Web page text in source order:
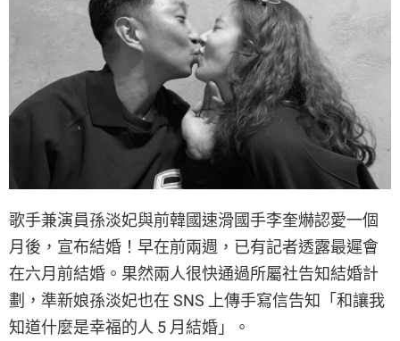
歌手兼演員孫淡妃與前韓國速滑國手李奎爀認愛一個
月後，宣布結婚！早在前兩週，已有記者透露最遲會
在六月前結婚。果然兩人很快通過所屬社告知結婚計
劃，準新娘孫淡妃也在 SNS 上傳手寫信告知「和讓我
知道什麼是幸福的人 5 月結婚」。